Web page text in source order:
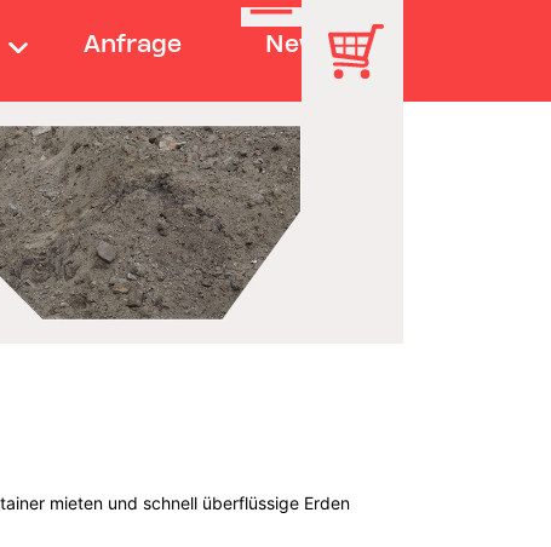
Anfrage News
mieten und schnell überflüssige Erden